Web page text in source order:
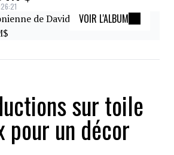
VOIR L'ALBUM
sur toile
pour un décor